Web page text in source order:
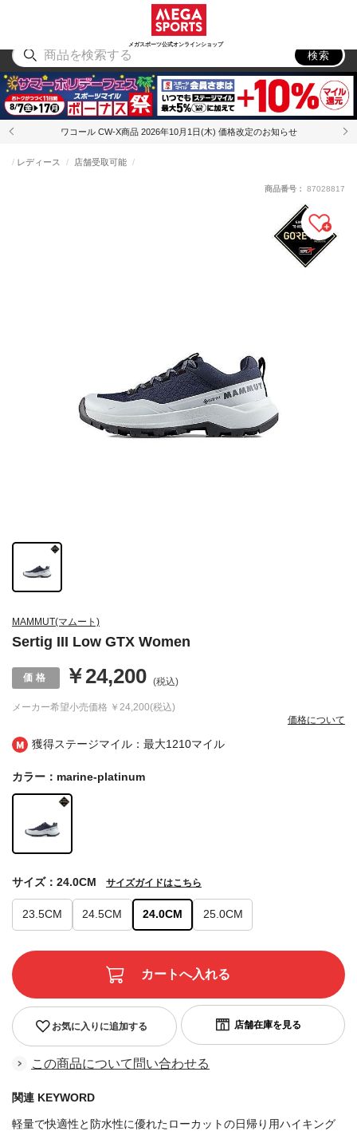
メガスポーツ公式オンラインショップ
アウトドア
検索
ワコール CW-X商品 2026年10月1日(木) 価格改定のお知らせ
獲得ステージマイル：最大1210マイル
MAMMUT(マムート)
Sertig III Low GTX Women
レディース 店舗受取可能
メーカー希望小売価格 ￥24,200(税込)
￥24,200 (税込)
価格について
商品番号： 87028817
カラー：marine-platinum
23.5CM 24.5CM 24.0CM 25.0CM
サイズ：24.0CM サイズガイドはこちら
お気に入りに追加する
この商品について問い合わせる
関連 KEYWORD
軽量で快適性と防水性に優れたローカットの日帰り用ハイキング